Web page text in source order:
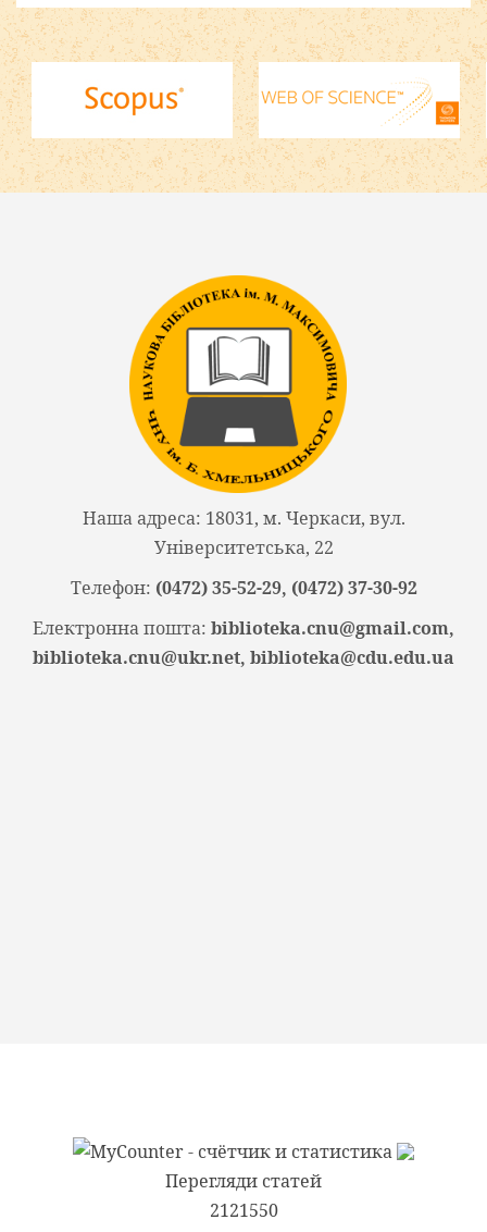
Наша адреса: 18031, м. Черкаси, вул.
Університетська, 22
Телефон: (0472) 35-52-29, (0472) 37-30-92
Електронна пошта: biblioteka.cnu@gmail.com,
biblioteka.cnu@ukr.net, biblioteka@cdu.edu.ua
Перегляди статей
2121550